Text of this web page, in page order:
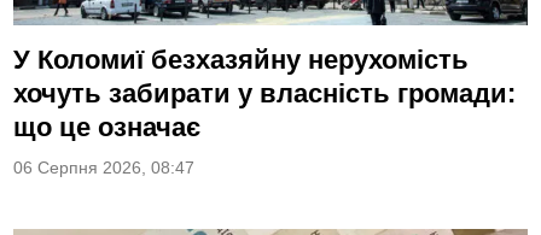
У Коломиї безхазяйну нерухомість
хочуть забирати у власність громади:
що це означає
06 Серпня 2026, 08:47